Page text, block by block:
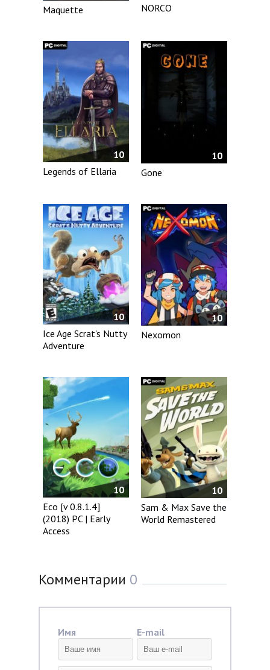
Maquette
NORCO
10
Legends of Ellaria
10
Gone
10
Ice Age Scrat's Nutty
Adventure
10
Nexomon
10
Eco [v 0.8.1.4]
(2018) PC | Early
Access
10
Sam & Max Save the
World Remastered
Комментарии 0
Имя E-mail